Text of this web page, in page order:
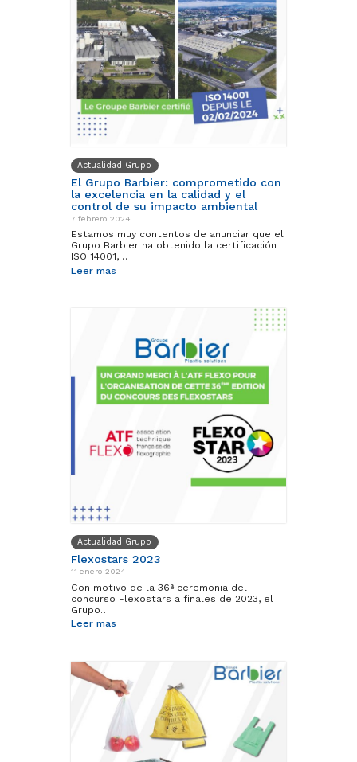
Actualidad Grupo
El Grupo Barbier: comprometido con
la excelencia en la calidad y el
control de su impacto ambiental
7 febrero 2024
Estamos muy contentos de anunciar que el
Grupo Barbier ha obtenido la certificación
ISO 14001,…
Leer mas
Actualidad Grupo
Flexostars 2023
11 enero 2024
Con motivo de la 36ª ceremonia del
concurso Flexostars a finales de 2023, el
Grupo…
Leer mas